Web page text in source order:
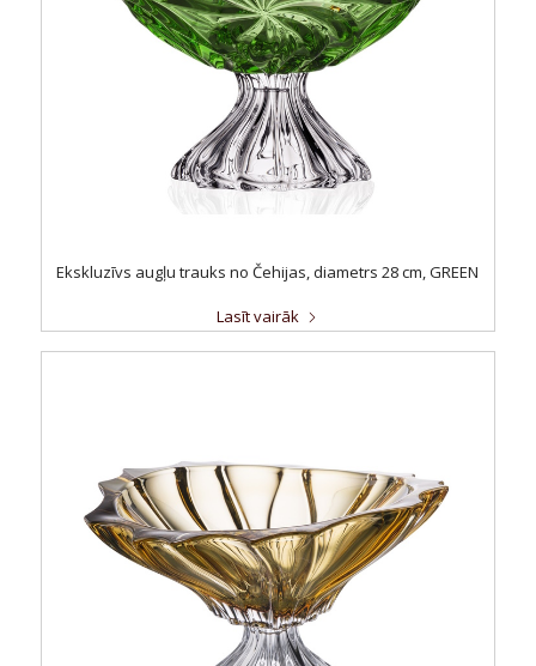
Ekskluzīvs augļu trauks no Čehijas, diametrs 28 cm, GREEN
Lasīt vairāk